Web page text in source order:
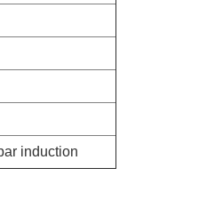
induction